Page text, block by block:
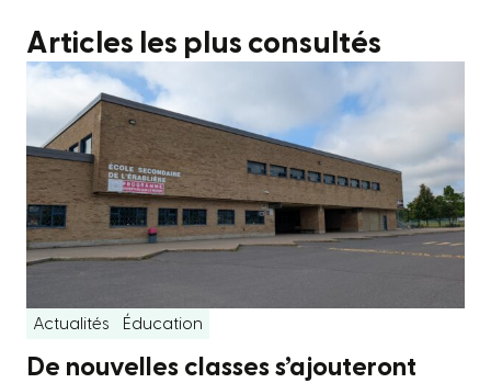
Articles les plus consultés
Actualités Éducation
De nouvelles classes s’ajouteront